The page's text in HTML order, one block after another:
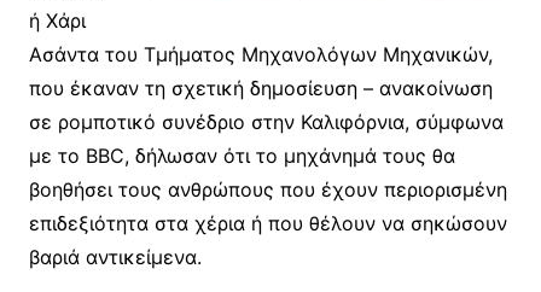
ή Χάρι
Ασάντα του Τμήματος Μηχανολόγων Μηχανικών,
που έκαναν τη σχετική δημοσίευση – ανακοίνωση
σε ρομποτικό συνέδριο στην Καλιφόρνια, σύμφωνα
με το BBC, δήλωσαν ότι το μηχάνημά τους θα
βοηθήσει τους ανθρώπους που έχουν περιορισμένη
επιδεξιότητα στα χέρια ή που θέλουν να σηκώσουν
βαριά αντικείμενα.